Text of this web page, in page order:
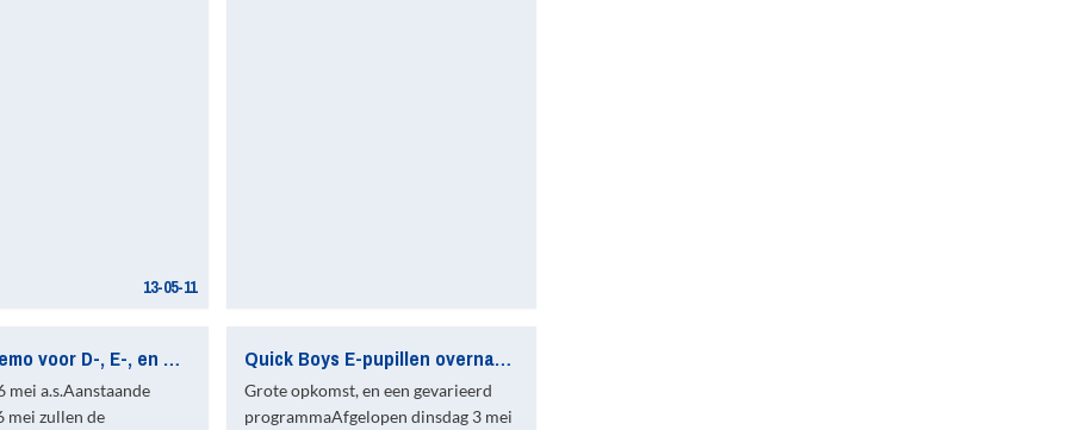
13-05-11
Keepersdemo voor D-, E-, en F-keepers (en ouders)
mei a.s.Aanstaande
mei zullen de
Quick Boys E-pupillen overnachting weer een groot succes!
Grote opkomst, en een gevarieerd
programmaAfgelopen dinsdag 3 mei